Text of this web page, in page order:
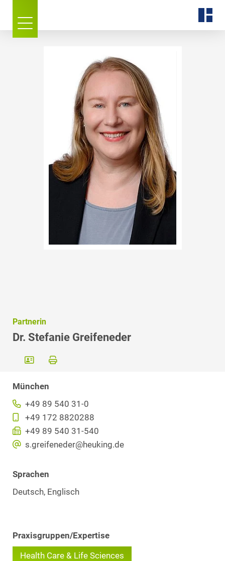
Partnerin
Dr. Stefanie Greifeneder
München
+49 89 540 31-0
+49 172 8820288
+49 89 540 31-540
s.greifeneder@heuking.de
Sprachen
Deutsch, Englisch
Praxisgruppen/Expertise
Health Care & Life Sciences